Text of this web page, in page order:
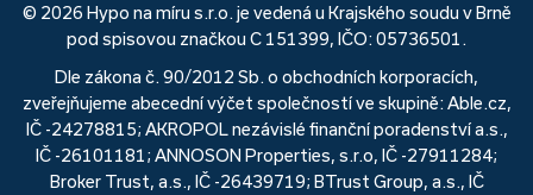
© 2026 Hypo na míru s.r.o. je vedená u Krajského soudu v Brně
pod spisovou značkou C 151399, IČO: 05736501.
Dle zákona č. 90/2012 Sb. o obchodních korporacích,
zveřejňujeme abecední výčet společností ve skupině: Able.cz,
IČ -24278815; AKROPOL nezávislé finanční poradenství a.s.,
IČ -26101181; ANNOSON Properties, s.r.o, IČ -27911284;
Broker Trust, a.s., IČ -26439719; BTrust Group, a.s., IČ